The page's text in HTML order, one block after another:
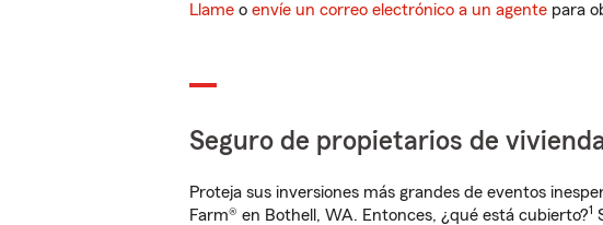
Llame o envíe un correo electrónico a un agente para
Seguro de propietarios de
Proteja sus inversiones más grandes de eventos
Farm® en Bothell, WA. Entonces, ¿qué está cubierto?1